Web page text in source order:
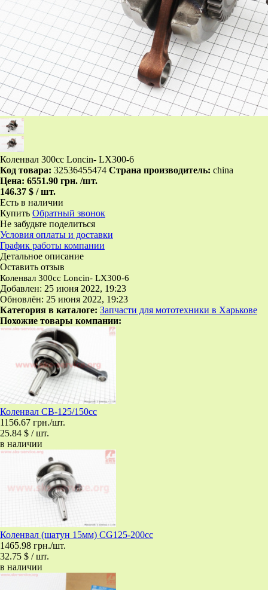
Коленвал 300сс Loncin- LX300-6
Код товара: 32536455474 Страна производитель: china
Цена: 6551.90 грн. /шт.
146.37 $ / шт.
Есть в наличии
Купить Обратный звонок
Не забудьте поделиться
Условия оплаты и доставки
График работы компании
Детальное описание
Оставить отзыв
Коленвал 300сс Loncin- LX300-6
Добавлен: 25 июня 2022, 19:23
Обновлён: 25 июня 2022, 19:23
Категория в каталоге: Запчасти для мототехники в Харькове
Похожие товары компании:
Коленвал CB-125/150cc
1156.67 грн./шт.
25.84 $ / шт.
в наличии
Коленвал (шатун 15мм) CG125-200cc
1465.98 грн./шт.
32.75 $ / шт.
в наличии